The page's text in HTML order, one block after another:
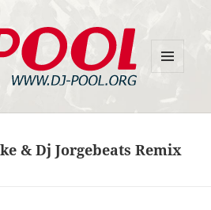
& Dj Jorgebeats Remix